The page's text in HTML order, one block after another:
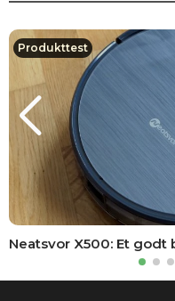
Neatsvor X500: Et
Produkttest